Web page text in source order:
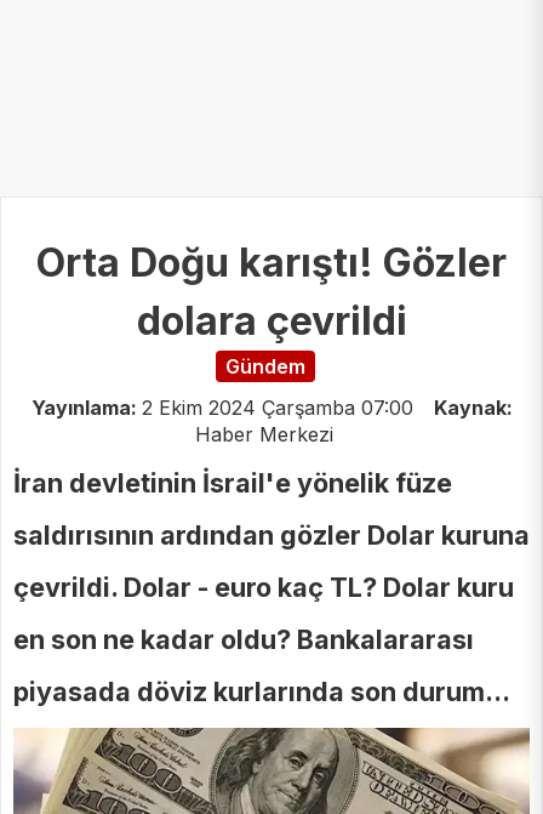
Orta Doğu karıştı! Gözler
dolara çevrildi
Gündem
Yayınlama: 2 Ekim 2024 Çarşamba 07:00
Kaynak:
Haber Merkezi
İran devletinin İsrail'e yönelik füze
saldırısının ardından gözler Dolar kuruna
çevrildi. Dolar - euro kaç TL? Dolar kuru
en son ne kadar oldu? Bankalararası
piyasada döviz kurlarında son durum...